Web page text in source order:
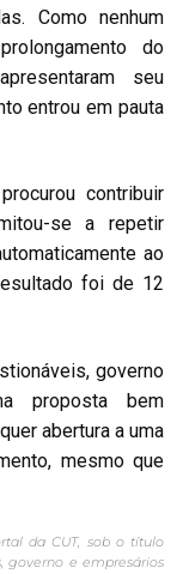
Como nenhum
do
seu
entrou em pauta
contribuir
se a repetir
ao
foi de 12
governo
proposta bem
abertura a uma
mesmo que
da CUT, sob o título
governo e empresários